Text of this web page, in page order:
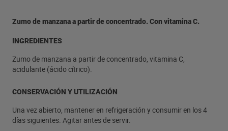
Zumo de manzana a partir de concentrado. Con vitamina C.
INGREDIENTES
Zumo de manzana a partir de concentrado, vitamina C,
acidulante (ácido cítrico).
CONSERVACIÓN Y UTILIZACIÓN
Una vez abierto, mantener en refrigeración y consumir en los 4
días siguientes. Agitar antes de servir.